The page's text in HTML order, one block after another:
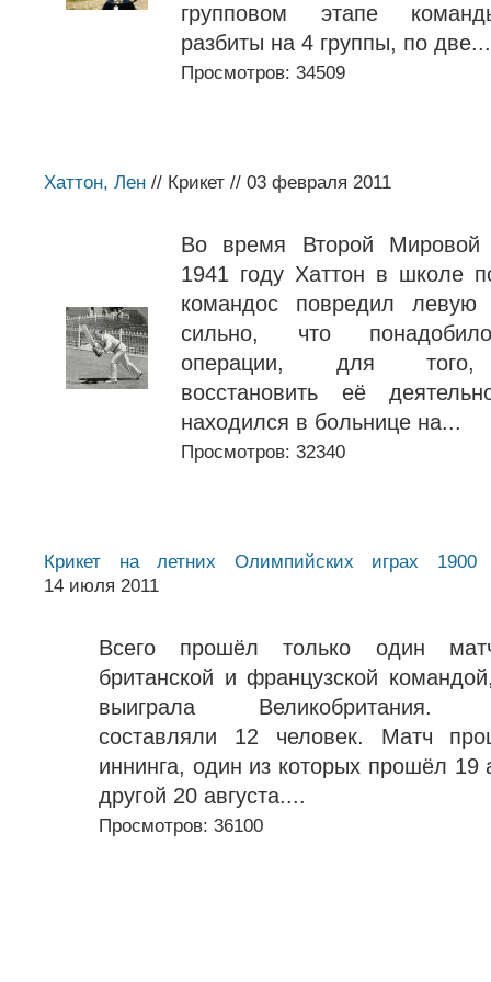
групповом этапе
разбиты на 4 группы, по две...
Просмотров: 34509
Хаттон, Лен // Крикет // 03 февраля 2011
Во время Второй
1941 году Хаттон в школе
командос повредил левую
сильно, что
операции, для
восстановить её
находился в больнице на...
Просмотров: 32340
Крикет на летних Олимпийских играх 1900
14 июля 2011
Всего прошёл только один
британской и французской
выиграла Великобритания.
составляли 12 человек. Матч
иннинга, один из которых прошёл 19
другой 20 августа....
Просмотров: 36100